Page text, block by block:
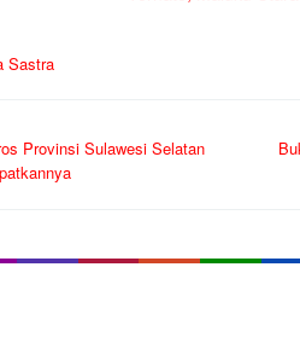
Sastra
Provinsi Sulawesi Selatan